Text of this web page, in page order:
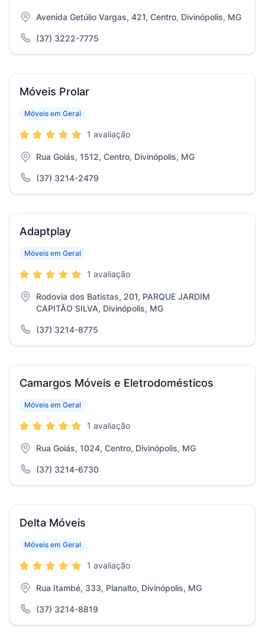
Avenida Getúlio Vargas, 421, Centro, Divinópolis, MG
(37) 3222-7775
Móveis Prolar
Móveis em Geral
1 avaliação
Rua Goiás, 1512, Centro, Divinópolis, MG
(37) 3214-2479
Adaptplay
Móveis em Geral
1 avaliação
Rodovia dos Batistas, 201, PARQUE JARDIM
CAPITÃO SILVA, Divinópolis, MG
(37) 3214-8775
Camargos Móveis e Eletrodomésticos
Móveis em Geral
1 avaliação
Rua Goiás, 1024, Centro, Divinópolis, MG
(37) 3214-6730
Delta Móveis
Móveis em Geral
1 avaliação
Rua Itambé, 333, Planalto, Divinópolis, MG
(37) 3214-8819